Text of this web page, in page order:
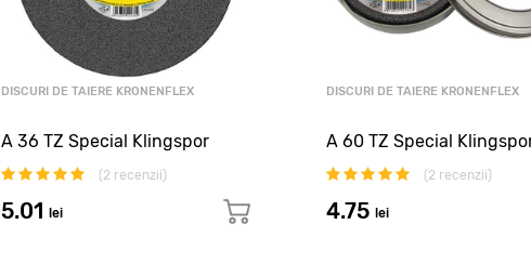
DISCURI DE TAIERE KRONENFLEX
A 36 TZ Special Klingspor
(2 recenzii)
5.01 lei
DISCURI DE TAIERE KRONENFLEX
A 60 TZ Special
(2 recenzii)
4.75 lei